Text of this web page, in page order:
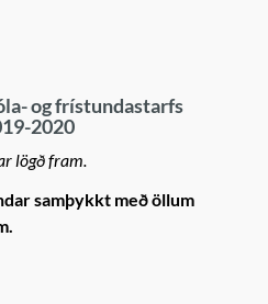
og frístundastarfs
2020
lögð fram.
samþykkt með öllum